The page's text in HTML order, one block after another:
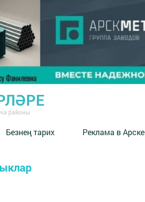
районы
Безнең тарих Реклама в Арске